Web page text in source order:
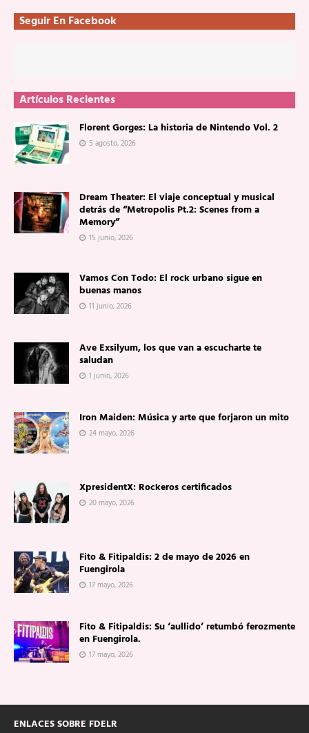
Seguir En Facebook
Artículos Recientes
Florent Gorges: La historia de Nintendo Vol. 2
5 agosto, 2026
Dream Theater: El viaje conceptual y musical
detrás de “Metropolis Pt.2: Scenes from a
Memory”
15 junio, 2026
Vamos Con Todo: El rock urbano sigue en
buenas manos
11 junio, 2026
Ave Exsilyum, los que van a escucharte te
saludan
1 junio, 2026
Iron Maiden: Música y arte que forjaron un mito
24 mayo, 2026
XpresidentX: Rockeros certificados
20 mayo, 2026
Fito & Fitipaldis: 2 de mayo de 2026 en
Fuengirola
17 mayo, 2026
Fito & Fitipaldis: Su ‘aullido’ retumbó ferozmente
en Fuengirola.
17 mayo, 2026
ENLACES SOBRE FDELR